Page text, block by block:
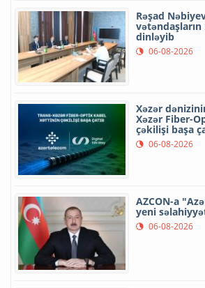
Rəşad
dinləyib
06-08-2026
Xəzər
Xəzər Fiber-
çəkilişi başa
06-08-2026
AZCON-a
yeni
06-08-2026